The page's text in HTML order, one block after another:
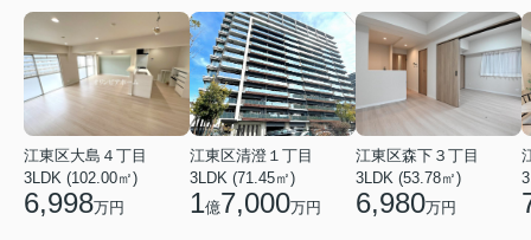
江東区大島４丁目
3LDK (102.00㎡)
6,998万円
江東区清澄１丁目
3LDK (71.45㎡)
1億7,000万円
江東区森下３丁目
3LDK (53.78㎡)
6,980万円